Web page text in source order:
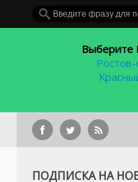
Выберите
ПОДПИСКА НА